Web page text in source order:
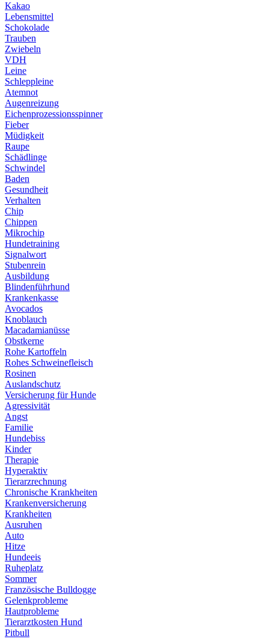
Kakao
Lebensmittel
Schokolade
Trauben
Zwiebeln
VDH
Leine
Schleppleine
Atemnot
Augenreizung
Eichenprozessionsspinner
Fieber
Müdigkeit
Raupe
Schädlinge
Schwindel
Baden
Gesundheit
Verhalten
Chip
Chippen
Mikrochip
Hundetraining
Signalwort
Stubenrein
Ausbildung
Blindenführhund
Krankenkasse
Avocados
Knoblauch
Macadamianüsse
Obstkerne
Rohe Kartoffeln
Rohes Schweinefleisch
Rosinen
Auslandschutz
Versicherung für Hunde
Agressivität
Angst
Familie
Hundebiss
Kinder
Therapie
Hyperaktiv
Tierarzrechnung
Chronische Krankheiten
Krankenversicherung
Krankheiten
Ausruhen
Auto
Hitze
Hundeeis
Ruheplatz
Sommer
Französische Bulldogge
Gelenkprobleme
Hautprobleme
Tierarztkosten Hund
Pitbull